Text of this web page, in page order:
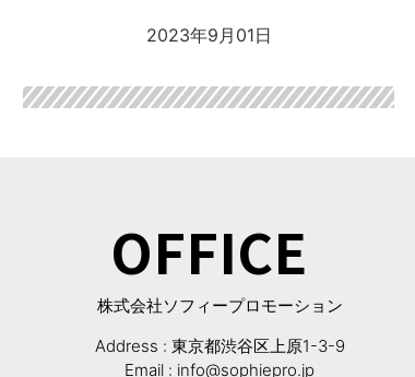
2023年9月01日
OFFICE
株式会社ソフィープロモーション
Address : 東京都渋谷区上原1-3-9
Email : info@sophiepro.jp